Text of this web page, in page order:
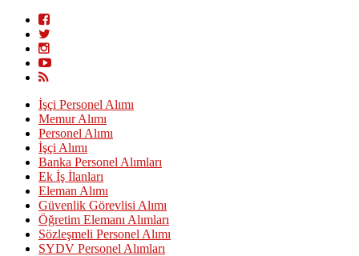
İşçi Personel Alımı
Memur Alımı
Personel Alımı
İşçi Alımı
Banka Personel Alımları
Ek İş İlanları
Eleman Alımı
Güvenlik Görevlisi Alımı
Öğretim Elemanı Alımları
Sözleşmeli Personel Alımı
SYDV Personel Alımları